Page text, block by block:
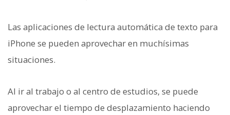
Las aplicaciones de lectura automática de texto para
iPhone se pueden aprovechar en muchísimas
situaciones.
Al ir al trabajo o al centro de estudios, se puede
aprovechar el tiempo de desplazamiento haciendo